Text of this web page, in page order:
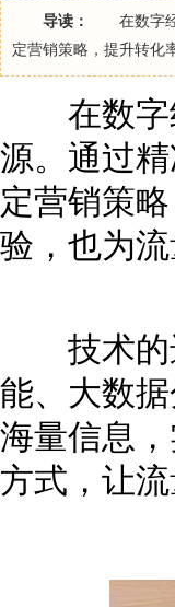
导读：
在数字经
定营销策略，提升转化
在数字经
源。通过
定营销策
验，也为
技术的进
能、大数
海量信息
方式，让